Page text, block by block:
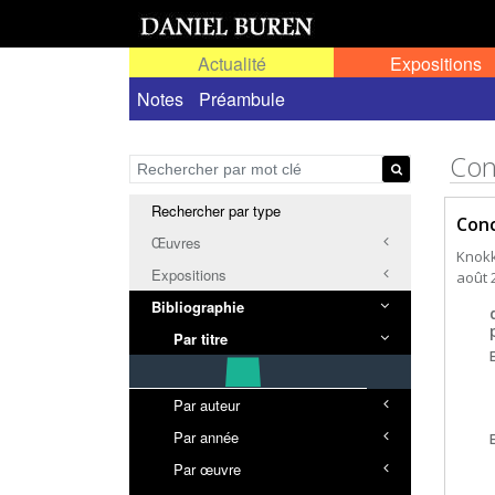
Actualité Expositions
Notes
Préambule
Rechercher par type
Œuvres
Expositions
Bibliographie
Par titre
Par auteur
Par année
Par œuvre
août